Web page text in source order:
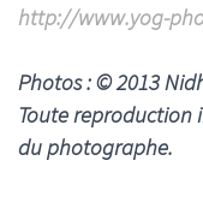
http://www.yog-
Photos : © 2013
Toute reproduction
du photographe.